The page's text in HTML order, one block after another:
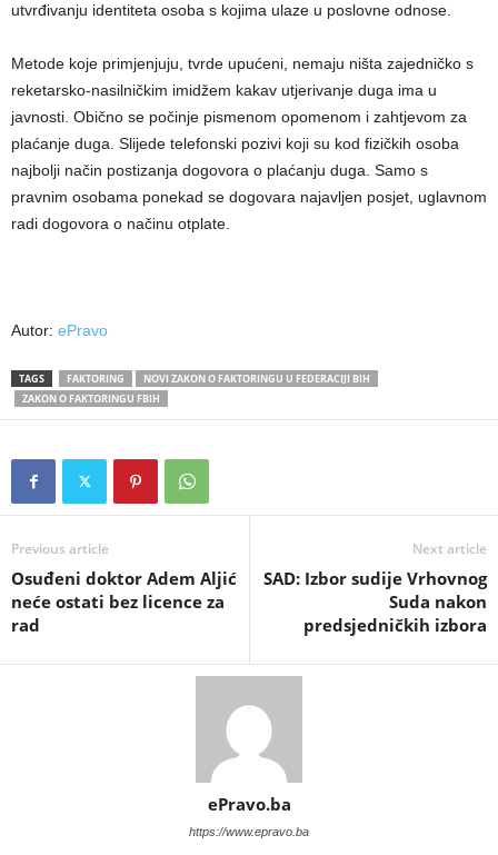
utvrđivanju identiteta osoba s kojima ulaze u poslovne odnose.
Metode koje primjenjuju, tvrde upućeni, nemaju ništa zajedničko s
reketarsko-nasilničkim imidžem kakav utjerivanje duga ima u
javnosti. Obično se počinje pismenom opomenom i zahtjevom za
plaćanje duga. Slijede telefonski pozivi koji su kod fizičkih osoba
najbolji način postizanja dogovora o plaćanju duga. Samo s
pravnim osobama ponekad se dogovara najavljen posjet, uglavnom
radi dogovora o načinu otplate.
Autor: ePravo
TAGS FAKTORING
NOVI ZAKON O FAKTORINGU U FEDERACIJI BIH
ZAKON O FAKTORINGU FBIH
Previous article
Osuđeni doktor Adem Aljić
neće ostati bez licence za
rad
Next article
SAD: Izbor sudije Vrhovnog
Suda nakon
predsjedničkih izbora
ePravo.ba
https://www.epravo.ba